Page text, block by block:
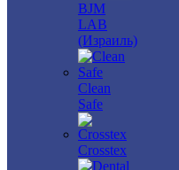
BJM
LAB
(Израиль)
Clean
Safe
Crosstex